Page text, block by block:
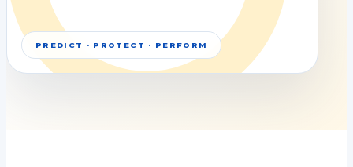
PREDICT · PROTECT · PERFORM